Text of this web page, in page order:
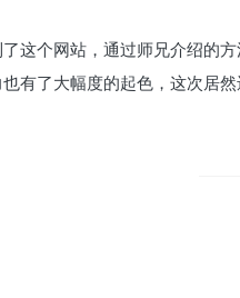
这个网站，通过师兄介绍的
有了大幅度的起色，这次居